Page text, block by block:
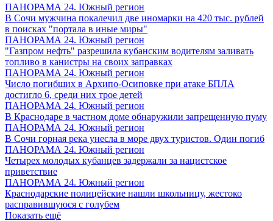
ПАНОРАМА 24. Южный регион
В Сочи мужчина покалечил две иномарки на 420 тыс. рублей
в поисках "портала в иные миры"
ПАНОРАМА 24. Южный регион
"Газпром нефть" разрешила кубанским водителям заливать
топливо в канистры на своих заправках
ПАНОРАМА 24. Южный регион
Число погибших в Архипо-Осиповке при атаке БПЛА
достигло 6, среди них трое детей
ПАНОРАМА 24. Южный регион
В Краснодаре в частном доме обнаружили запрещенную пуму
ПАНОРАМА 24. Южный регион
В Сочи горная река унесла в море двух туристов. Один погиб
ПАНОРАМА 24. Южный регион
Четырех молодых кубанцев задержали за нацистское
приветствие
ПАНОРАМА 24. Южный регион
Краснодарские полицейские нашли школьницу, жестоко
расправившуюся с голубем
Показать ещё